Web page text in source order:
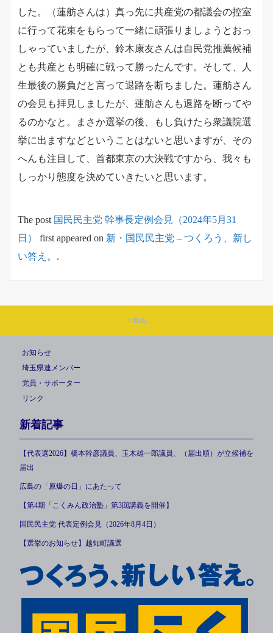
した。（蓮舫さんは）真っ先に共産党の都議会の控室
に行って花束をもらって一緒に頑張りましょうとおっ
しゃっていましたが、鈴木康友さんは自民党推薦候補
とも共産とも明確に戦って勝ったんです。そして、人
生最後の勝負だと言って退路を断ちました。蓮舫さん
の会見も拝見しましたが、蓮舫さんも退路を断ってや
るのかなと。まさか選挙の後、もし負けたら衆議院選
挙に出ますなどということはないと思いますが、その
へんも注目して、首都東京の大決戦ですから、我々も
しっかり態度を決めていきたいと思います。
The post 国民民主党 幹事長定例会見（2024年5月31
日）
first appeared on 新・国民民主党 – つくろう、新し
い答え。 .
お知らせ
埼玉県連メンバー
党員・サポーター
リンク
新着記事
【代表選2026】橋本幹彦議員、玉木雄一郎議員、（届出順）が立候補を
届出
広島の「原爆の日」にあたって
【第4期「こくみん政治塾」第3回講義を開催】
国民民主党 代表定例会見（2026年8月4日）
【選挙のお知らせ】越知町議選